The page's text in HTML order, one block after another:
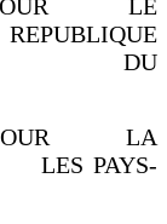
LE
DU
LA
LES PAYS-